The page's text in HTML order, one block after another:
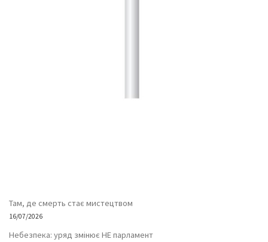
Там, де смерть стає мистецтвом
16/07/2026
Небезпека: уряд змінює НЕ парламент